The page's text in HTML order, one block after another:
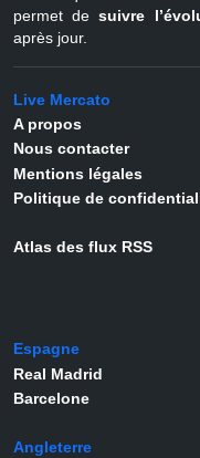
permet desuivre
après jour.
Live Mercato
A propos
Nous contacter
Mentions légales
Politique de
Atlas des flux RSS
Espagne
Real Madrid
Barcelone
Angleterre